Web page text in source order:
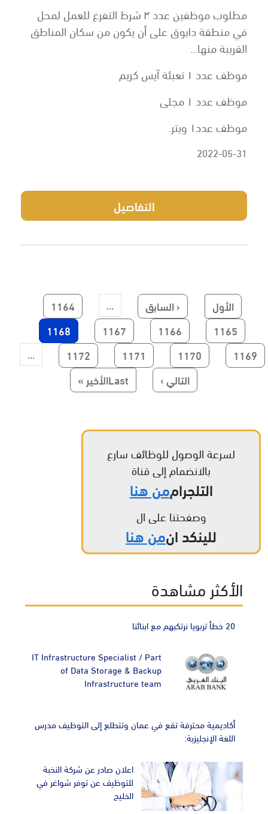
مطلوب موظفين عدد ٣ شرط التفرغ للعمل لمحل
في منطقة دابوق على أن يكون من سكان المناطق
القريبة منها...
موظف عدد ١ تعبئة آيس كريم
موظف عدد ١ مجلى
موظف عدد١ ويتر.
2022-05-31
التفاصيل
Pagination
First page
الأول Previous page
‹ السابق … الصفحة
1164
الصفحة
1165 الصفحة
1166 الصفحة
1167
Current page
1168
الصفحة
1169 الصفحة
1170 الصفحة
1171 الصفحة
1172
…
الصفحة التالية
التالي › Last page
Lastالأخير »
لسرعة الوصول للوظائف سارع
بالانضمام إلى قناة
التلجراممن هنا
وصفحتنا على ال
للينكد انمن هنا
الأكثر مشاهدة
20 خطأ تربويا نرتكبهم مع ابنائنا
IT Infrastructure Specialist / Part
of Data Storage & Backup
Infrastructure team
أكاديمية محترفة تقع في عمان وتتطلع إلى التوظيف مدرس
اللغة الإنجليزية:
اعلان صادر عن شركة النخبة
للتوظيف عن توفر شواغر في
الخليج